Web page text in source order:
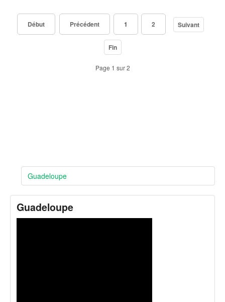
Début Précédent 1 2 Suivant
Fin
Page 1 sur 2
Guadeloupe
Guadeloupe